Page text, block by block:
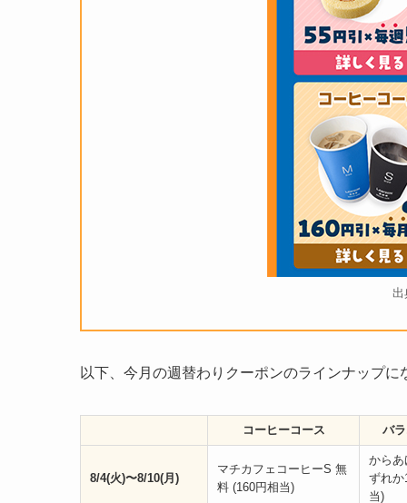
出
以下、今月の週替わりクーポンのラインナップに
コーヒーコース バ
8/4(火)〜8/10(月)
マチカフェコーヒーS 無
料 (160円相当)
からあ
ずれか
当)